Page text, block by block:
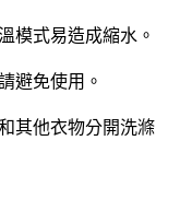
模式易造成縮水。
避免使用。
其他衣物分開洗滌